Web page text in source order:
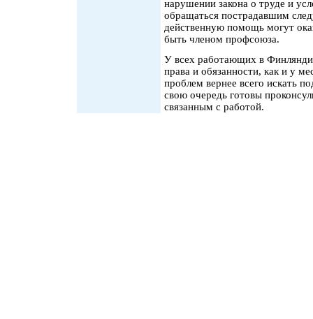
нарушении закона о труде и
обращаться пострадавшим
действенную помощь могут
быть членом профсоюза.
У всех работающих в
права и обязанности, как и у
проблем вернее всего искать
свою очередь готовы
связанным с работой.